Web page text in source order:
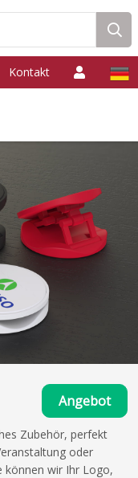
Kontakt
Angebot
Zubehör, perfekt
oder
können wir Ihr Logo,